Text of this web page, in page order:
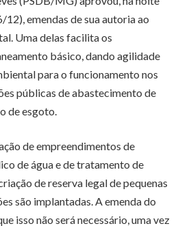
emendas de sua autoria ao
Uma delas facilita os
básico, dando agilidade
para o funcionamento nos
públicas de abastecimento de
de esgoto.
de empreendimentos de
de água e de tratamento de
de reserva legal de pequenas
são implantadas. A emenda do
isso não será necessário, uma vez